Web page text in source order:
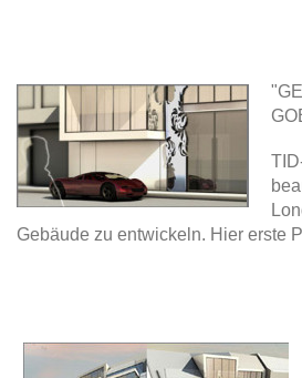
Gebäude zu entwickeln. Hier erste